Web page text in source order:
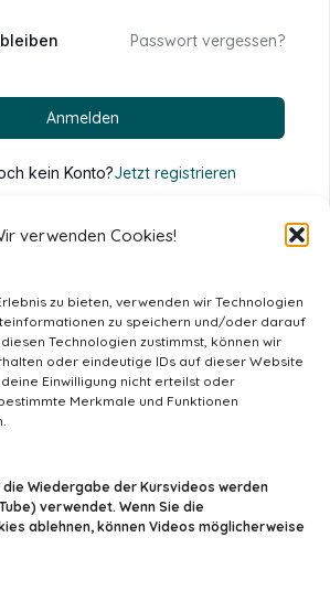
verwenden Cookies!
zu bieten, verwenden wir Technologien
zu speichern und/oder darauf
Technologien zustimmst, können wir
oder eindeutige IDs auf dieser Website
Einwilligung nicht erteilst oder
Merkmale und Funktionen
die Wiedergabe der Kursvideos werden
verwendet. Wenn Sie die
ablehnen, können Videos möglicherweise
Passwort vergessen?
Anmelden
kein Konto?Jetzt registrieren
wissen.de